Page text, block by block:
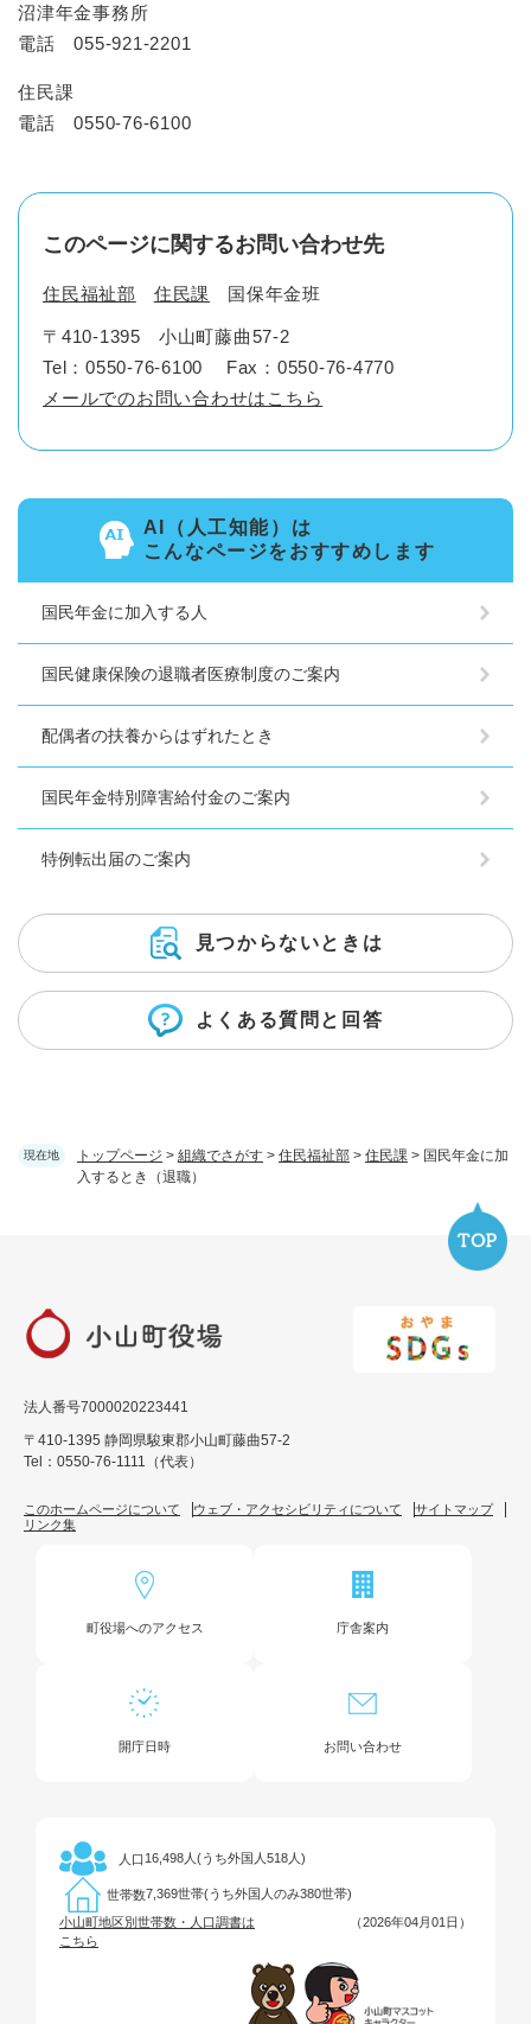
現在地 トップページ > 組織でさがす > 住民福祉部 > 住民課 > 国民年金に加
入するとき（退職）
沼津年金事務所
電話 055-921-2201
住民課
電話 0550-76-6100
このページに関するお問い合わせ先
住民福祉部 住民課 国保年金班
〒410-1395
小山町藤曲57-2
Tel：0550-76-6100
Fax：0550-76-4770
メールでのお問い合わせはこちら
AI（人工知能）は
こんなページをおすすめします
国民年金に加入する人
国民健康保険の退職者医療制度のご案内
配偶者の扶養からはずれたとき
国民年金特別障害給付金のご案内
特例転出届のご案内
見つからないときは
よくある質問と回答
法人番号7000020223441
〒410-1395 静岡県駿東郡小山町藤曲57-2
Tel：0550-76-1111（代表）
このホームページについて ウェブ・アクセシビリティについて
サイトマップ
リンク集
町役場へのアクセス 庁舎案内
開庁日時 お問い合わせ
人口 16,498人(うち外国人518人)
世帯数7,369世帯(うち外国人のみ380世帯)
小山町地区別世帯数・人口調書は
こちら
（2026年04月01日）